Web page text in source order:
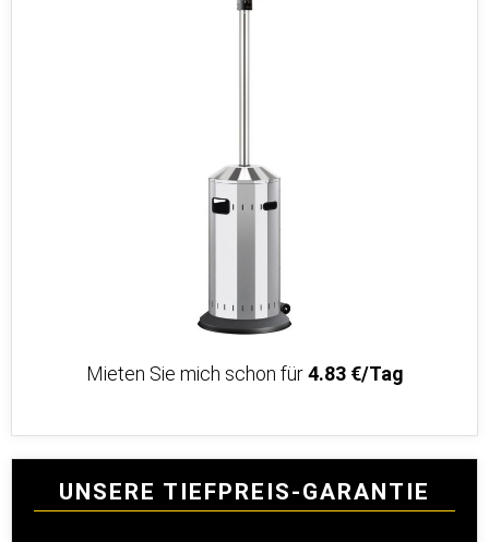
Mieten Sie mich schon für4.83 €/Tag
UNSERE TIEFPREIS-GARANTIE